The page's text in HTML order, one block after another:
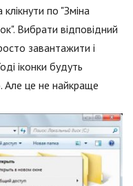
клікнути по "Зміна
Вибрати відповідний
завантажити і
іконки будуть
Але це не найкраще